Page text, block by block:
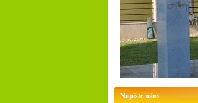
Napište nám